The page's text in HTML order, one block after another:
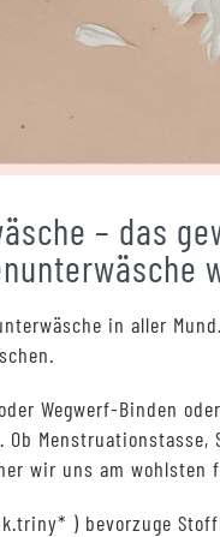
– das
in aller
Wegwerf-Binden oder
wir uns am wohlsten
) bevorzuge